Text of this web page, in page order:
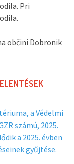
Pri
na občini Dobronik
a Védelmi
számú, 2025.
a 2025. évben
gyűjtése.